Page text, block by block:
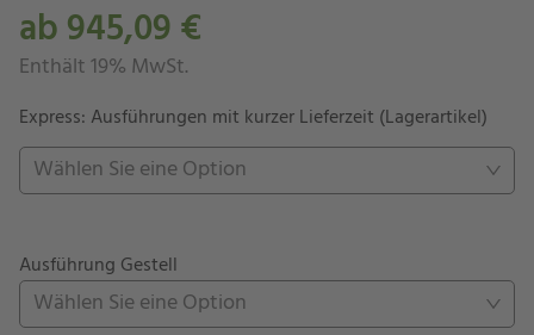
ab 945,09 €
Enthält 19% MwSt.
Express: Ausführungen mit kurzer Lieferzeit (Lagerartikel)
Wählen Sie eine Option
Ausführung Gestell
Wählen Sie eine Option